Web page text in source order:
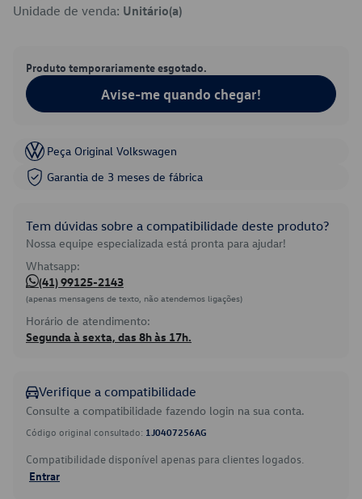
Unidade de venda: Unitário(a)
Produto temporariamente esgotado.
Avise-me quando chegar!
Peça Original Volkswagen
Garantia de 3 meses de fábrica
Tem dúvidas sobre a compatibilidade deste produto?
Nossa equipe especializada está pronta para ajudar!
Whatsapp:
(41) 99125-2143
(apenas mensagens de texto, não atendemos ligações)
Horário de atendimento:
Segunda à sexta, das 8h às 17h.
Verifique a compatibilidade
Consulte a compatibilidade fazendo login na sua conta.
Código original consultado: 1J0407256AG
Compatibilidade disponível apenas para clientes logados.
Entrar